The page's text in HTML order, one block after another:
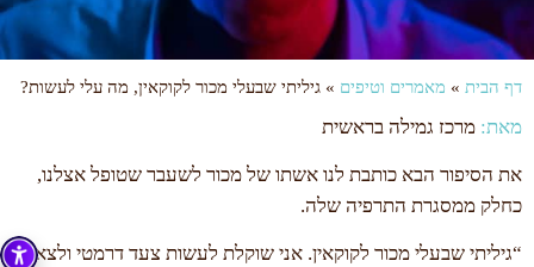
דף הבית » מאמרים וטיפים » גיליתי שבעלי מכור לקוקאין, מה עלי לעשות?
מאת: מרכז גמילה בראשית
את הסיפור הבא כותבת לנו אשתו של מכור לשעבר שטופל אצלנו,
כחלק ממסגרת התרפיה שלה.
“גיליתי שבעלי מכור לקוקאין. אני שוקלת לעשות צעד דרמטי ולצאת